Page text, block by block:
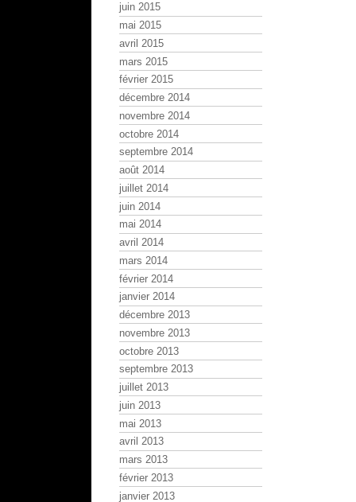
juin 2015
mai 2015
avril 2015
mars 2015
février 2015
décembre 2014
novembre 2014
octobre 2014
septembre 2014
août 2014
juillet 2014
juin 2014
mai 2014
avril 2014
mars 2014
février 2014
janvier 2014
décembre 2013
novembre 2013
octobre 2013
septembre 2013
juillet 2013
juin 2013
mai 2013
avril 2013
mars 2013
février 2013
janvier 2013